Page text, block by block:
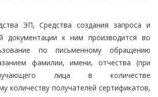
ЭП, Средства создания запроса и
документации к ним производится во
по письменному обращению
фамилии, имени, отчества (при
лица в количестве
количеству получателей сертификатов,